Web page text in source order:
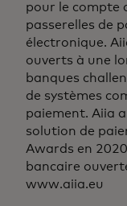
pour le compte
passerelles de
électronique.
ouverts à une
banques
de systèmes
paiement. Aiia
solution de
Awards en
bancaire
www.aiia.eu